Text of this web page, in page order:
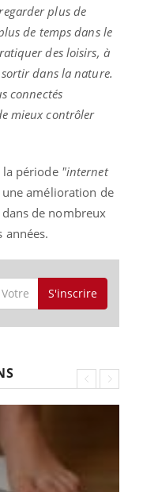
plus de
de temps dans le
des loisirs, à
dans la nature.
connectés
mieux contrôler
la période "internet
amélioration de
de nombreux
années.
S'inscrire